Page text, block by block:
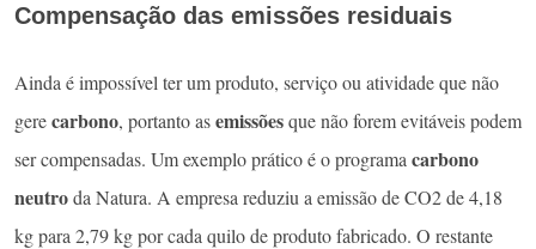
Compensação das emissões residuais
Ainda é impossível ter um produto, serviço ou atividade que não
gerecarbono, portanto asemissõesque não forem evitáveis podem
ser compensadas. Um exemplo prático é o programa carbono
neutroda Natura. A empresa reduziu a emissão de CO2 de 4,18
kg para 2,79 kg por cada quilo de produto fabricado. O restante